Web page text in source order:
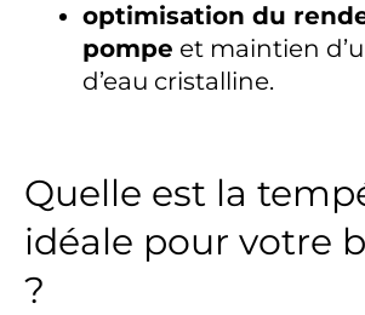
optimisation du
pompe et maintien
d’eau cristalline.
Quelle est la
idéale pour votre
?